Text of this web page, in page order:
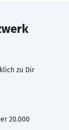
zu Dir
20.000